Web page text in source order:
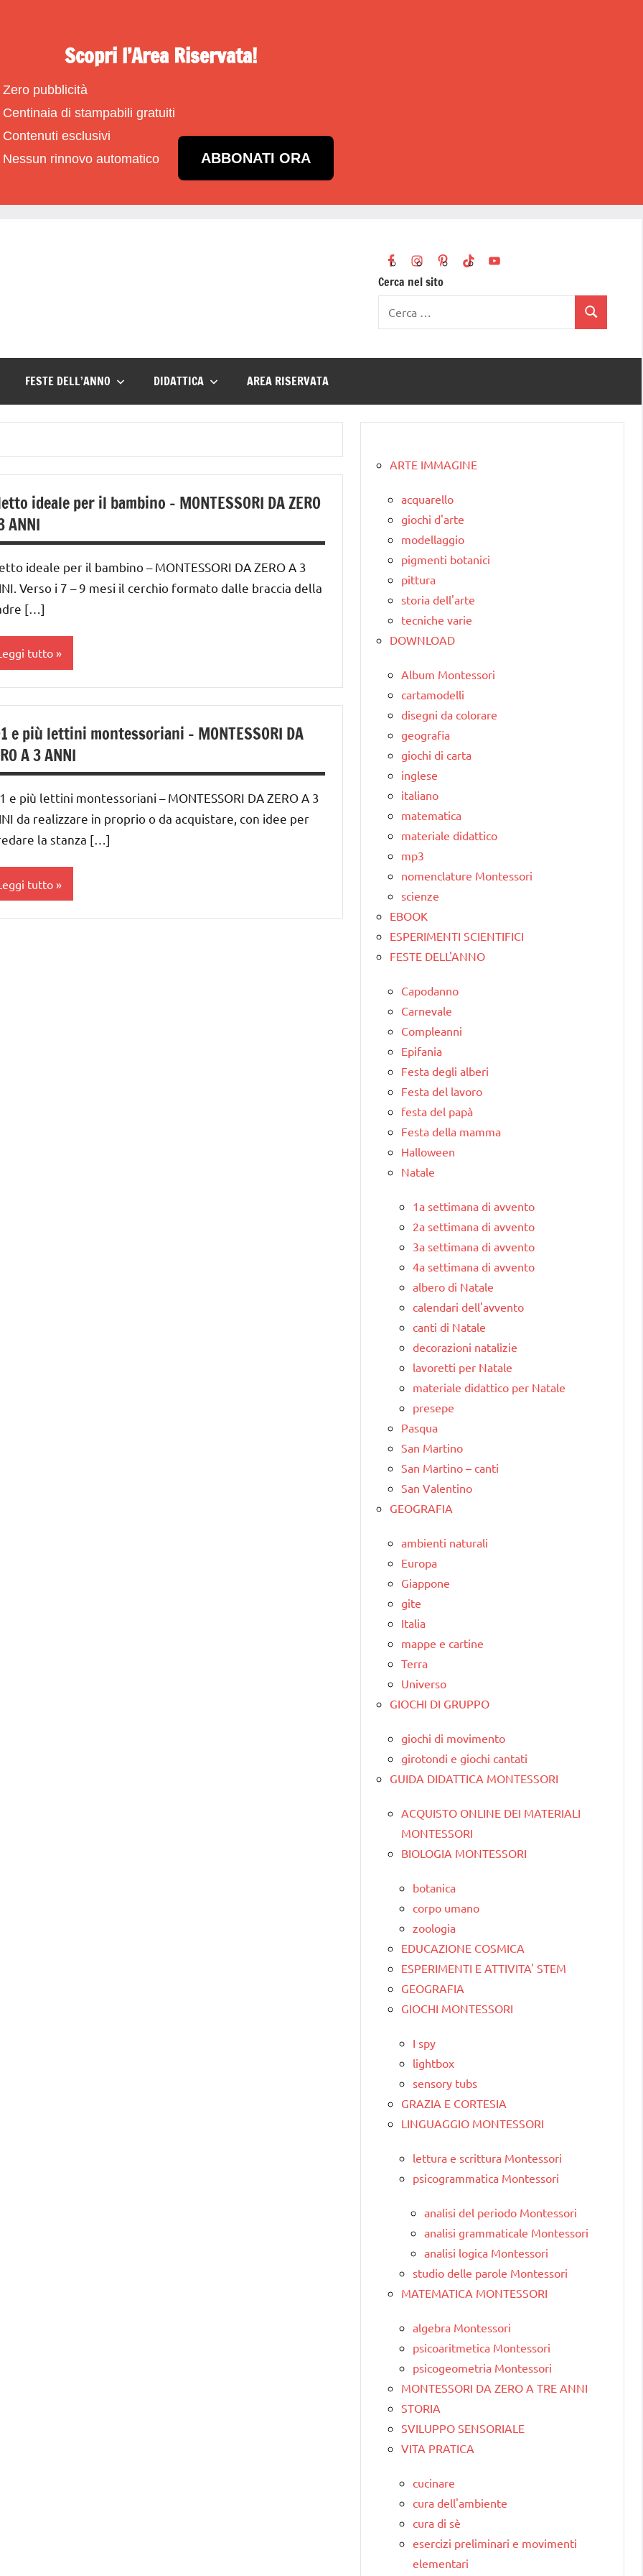
Scopri l’Area Riservata!
Zero pubblicità
Centinaia di stampabili gratuiti
Contenuti esclusivi
Nessun rinnovo automatico
ABBONATI ORA
Cerca nel sito
per:
Cerca
FESTE DELL’ANNO DIDATTICA AREA RISERVATA
ideale per il bambino – MONTESSORI DA ZERO
ANNI
ideale per il bambino – MONTESSORI DA ZERO A 3
Verso i 7 – 9 mesi il cerchio formato dalle braccia della
[…]
tutto
MONTESSORI
ANNI
GLI
e più lettini montessoriani – MONTESSORI DA
A 3 ANNI
e più lettini montessoriani – MONTESSORI DA ZERO A 3
da realizzare in proprio o da acquistare, con idee per
la stanza […]
tutto
ARTE IMMAGINE
acquarello
giochi d'arte
modellaggio
pigmenti botanici
pittura
storia dell'arte
tecniche varie
DOWNLOAD
Album Montessori
cartamodelli
disegni da colorare
geografia
giochi di carta
inglese
italiano
matematica
materiale didattico
mp3
nomenclature Montessori
scienze
EBOOK
ESPERIMENTI SCIENTIFICI
FESTE DELL'ANNO
Capodanno
Carnevale
Compleanni
Epifania
Festa degli alberi
Festa del lavoro
festa del papà
Festa della mamma
Halloween
Natale
1a settimana di avvento
2a settimana di avvento
3a settimana di avvento
4a settimana di avvento
albero di Natale
calendari dell'avvento
canti di Natale
decorazioni natalizie
lavoretti per Natale
materiale didattico per Natale
presepe
Pasqua
San Martino
San Martino – canti
San Valentino
GEOGRAFIA
ambienti naturali
Europa
Giappone
gite
Italia
mappe e cartine
Terra
Universo
GIOCHI DI GRUPPO
giochi di movimento
girotondi e giochi cantati
GUIDA DIDATTICA MONTESSORI
ACQUISTO ONLINE DEI MATERIALI
MONTESSORI
BIOLOGIA MONTESSORI
botanica
corpo umano
zoologia
EDUCAZIONE COSMICA
ESPERIMENTI E ATTIVITA' STEM
GEOGRAFIA
GIOCHI MONTESSORI
I spy
lightbox
sensory tubs
GRAZIA E CORTESIA
LINGUAGGIO MONTESSORI
lettura e scrittura Montessori
psicogrammatica Montessori
analisi del periodo Montessori
analisi grammaticale Montessori
analisi logica Montessori
studio delle parole Montessori
MATEMATICA MONTESSORI
algebra Montessori
psicoaritmetica Montessori
psicogeometria Montessori
MONTESSORI DA ZERO A TRE ANNI
STORIA
SVILUPPO SENSORIALE
VITA PRATICA
cucinare
cura dell'ambiente
cura di sè
esercizi preliminari e movimenti
elementari